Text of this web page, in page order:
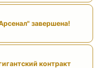
завершена!
контракт